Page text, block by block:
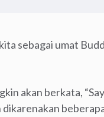
sebagai umat
akan berkata,
dikarenakan